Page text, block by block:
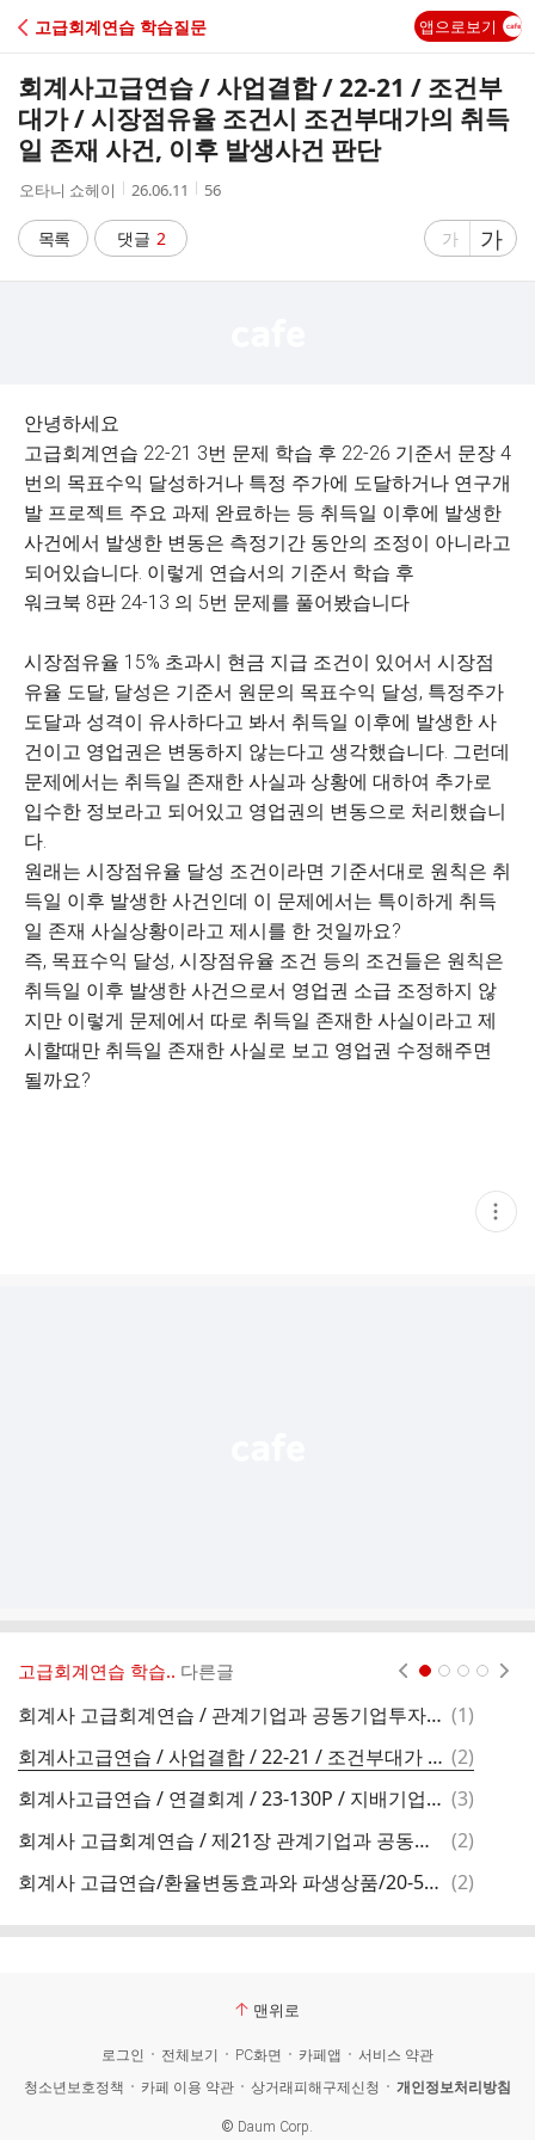
C
A
고급회계연습 학습질문 앱으로보기
회계사고급연습 / 사업결합 / 22-21 / 조건부
대가 / 시장점유율 조건시 조건부대가의 취득
일 존재 사건, 이후 발생사건 판단
작
자
오타니 쇼헤이
작
시
간
26.06.11
조
56
목록 댓글 2
글
가
글
자
가
안녕하세요
고급회계연습 22-21 3번 문제 학습 후 22-26 기준서 문장 4
번의 목표수익 달성하거나 특정 주가에 도달하거나 연구개
발 프로젝트 주요 과제 완료하는 등 취득일 이후에 발생한
사건에서 발생한 변동은 측정기간 동안의 조정이 아니라고
되어있습니다. 이렇게 연습서의 기준서 학습 후
워크북 8판 24-13 의 5번 문제를 풀어봤습니다
시장점유율 15% 초과시 현금 지급 조건이 있어서 시장점
유율 도달, 달성은 기준서 원문의 목표수익 달성, 특정주가
도달과 성격이 유사하다고 봐서 취득일 이후에 발생한 사
건이고 영업권은 변동하지 않는다고 생각했습니다. 그런데
문제에서는 취득일 존재한 사실과 상황에 대하여 추가로
입수한 정보라고 되어있고 영업권의 변동으로 처리했습니
다.
원래는 시장점유율 달성 조건이라면 기준서대로 원칙은 취
득일 이후 발생한 사건인데 이 문제에서는 특이하게 취득
일 존재 사실상황이라고 제시를 한 것일까요?
즉, 목표수익 달성, 시장점유율 조건 등의 조건들은 원칙은
취득일 이후 발생한 사건으로서 영업권 소급 조정하지 않
지만 이렇게 문제에서 따로 취득일 존재한 사실이라고 제
시할때만 취득일 존재한 사실로 보고 영업권 수정해주면
될까요?
현
재
고급회계연습 학습.. 다른글
회계사 고급회계연습 / 관계기업과 공동기업투자 / 21-27 / 지분법oci / oci로 인식한 지분법손상의 환입 댓
(1)
회계사고급연습 / 사업결합 / 22-21 / 조건부대가 / 시장점유율 조건시 조건부대가의 취득일 존재 사건, 이후 발생사건 판단 댓
글
(2)
회계사고급연습 / 연결회계 / 23-130P / 지배기업투자주식 / 지배, 종속기업의 투자지분에 대한 상황별 회계처리 댓
(3)
회계사 고급회계연습 / 제21장 관계기업과 공동기업투자 / 21-33 / oci / 매각예정비유동자산 oci 손상환입 여부
댓
(2)
회계사 고급연습/환율변동효과와 파생상품/20-54 기본10번 문제(2025대비)/차입대출 공정가치위험회피시 통화선도계약 공정가치 부호 댓
(2)
맨위로
로그인 전체보기 PC화면 카페앱
서비스 약관
청소년보호정책
카페 이용 약관 상거래피해구제신청 개인정보처리방침
© Daum Corp.